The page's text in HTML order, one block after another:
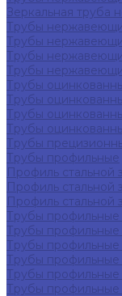
Зеркальная труба
Трубы
Трубы
Трубы
Трубы
Трубы
Трубы
Трубы
Трубы
Трубы
Трубы профильные
Профиль стальной
Профиль стальной
Профиль стальной
Трубы профильные
Трубы
Трубы профильные
Трубы
Трубы
Трубы профильные